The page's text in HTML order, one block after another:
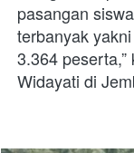
pasangan
terbanyak
3.364
Widayati di